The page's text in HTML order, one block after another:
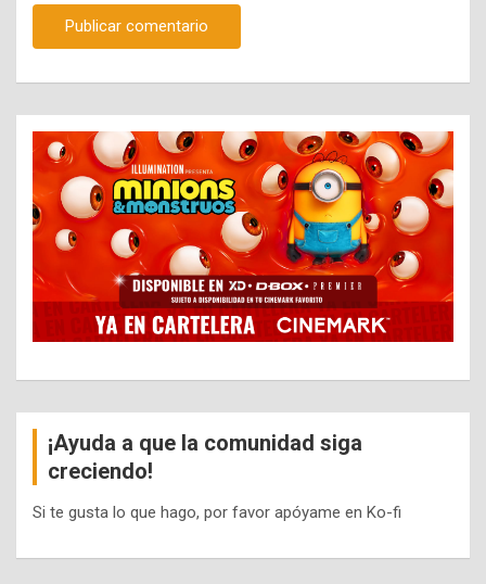
¡Ayuda a que la comunidad siga
creciendo!
Si te gusta lo que hago, por favor apóyame en Ko-fi